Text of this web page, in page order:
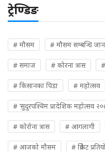
ट्रेण्डिङ
# मौसम # मौसम सम्बन्धि
# समाज # कोरना त्रास
# किसानका पिडा # महोत्सव
# ‘सुदुरपश्चिम प्रादेशिक महोत्सव
# कोरोना त्रास # आगलागी
# आजको मौसम # क्रिकेट